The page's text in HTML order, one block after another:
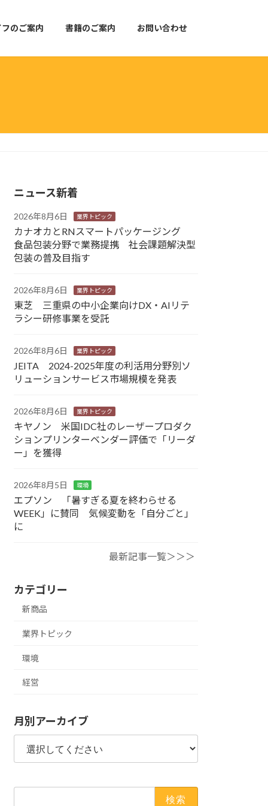
のご案内 書籍のご案内 お問い合わせ
ニュース新着
2026年8月6日 業界トピック
カナオカとRNスマートパッケージング
食品包装分野で業務提携 社会課題解決型
包装の普及目指す
2026年8月6日 業界トピック
東芝 三重県の中小企業向けDX・AIリテ
ラシー研修事業を受託
2026年8月6日 業界トピック
JEITA 2024-2025年度の利活用分野別ソ
リューションサービス市場規模を発表
2026年8月6日 業界トピック
キヤノン 米国IDC社のレーザープロダク
ションプリンターベンダー評価で「リーダ
ー」を獲得
2026年8月5日 環境
エプソン 「暑すぎる夏を終わらせる
WEEK」に賛同 気候変動を「自分ごと」
に
最新記事一覧＞＞＞
カテゴリー
新商品
業界トピック
環境
経営
月別アーカイブ